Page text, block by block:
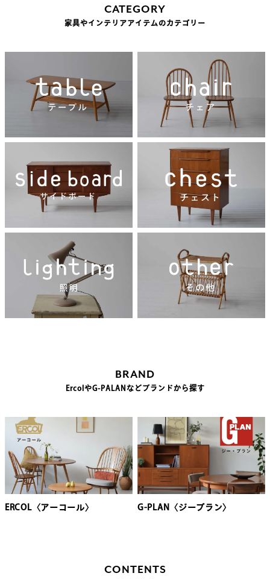
CATEGORY
家具やインテリアアイテムのカテゴリー
BRAND
ErcolやG-PALANなどブランドから探す
ERCOL〈アーコール〉 G-PLAN〈ジープラン〉
CONTENTS